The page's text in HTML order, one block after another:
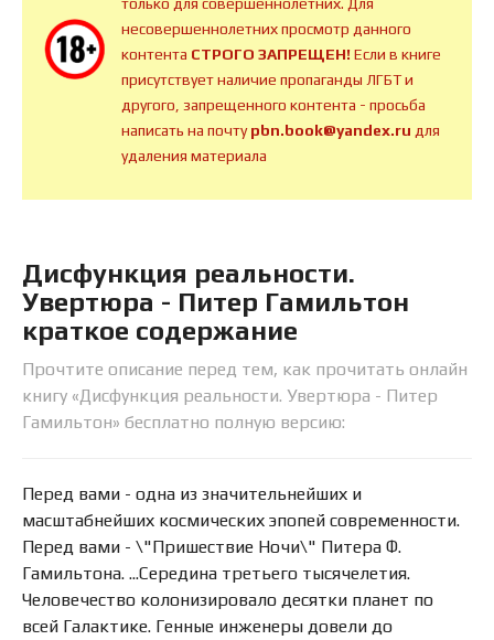
несовершеннолетних просмотр данного
контента СТРОГО ЗАПРЕЩЕН!Если в книге
присутствует наличие пропаганды ЛГБТ и
другого, запрещенного контента - просьба
написать на почтуpbn.book@yandex.ru для
удаления материала
Дисфункция реальности.
Увертюра - Питер Гамильтон
краткое содержание
Прочтите описание перед тем, как прочитать онлайн
книгу «Дисфункция реальности. Увертюра - Питер
Гамильтон» бесплатно полную версию:
Перед вами - одна из значительнейших и
масштабнейших космических эпопей современности.
Перед вами - \"Пришествие Ночи\" Питера Ф.
Гамильтона. ...Середина третьего тысячелетия.
Человечество колонизировало десятки планет по
всей Галактике. Генные инженеры довели до